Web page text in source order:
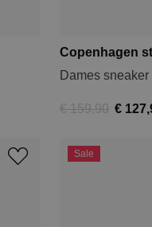
Copenhagen
Dames
€ 159,90 €
Sale